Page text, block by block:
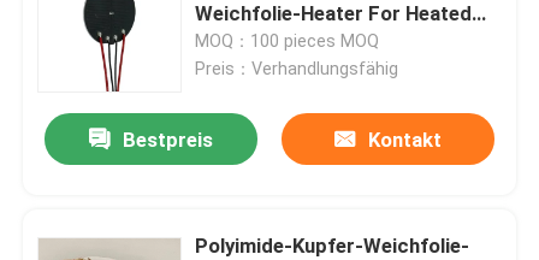
Weichfolie-Heater For Heated
Objects RoHS
MOQ：100 pieces MOQ
Preis：Verhandlungsfähig
Bestpreis Kontakt
Polyimide-Kupfer-Weichfolie-